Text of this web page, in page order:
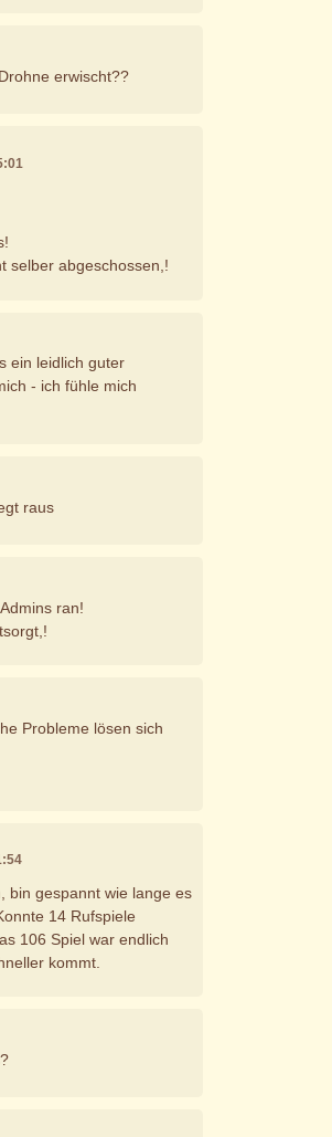
erwischt??
selber abgeschossen,!
ein leidlich guter
- ich fühle mich
raus
ran!
Probleme lösen sich
bin gespannt wie lange es
14 Rufspiele
106 Spiel war endlich
kommt.